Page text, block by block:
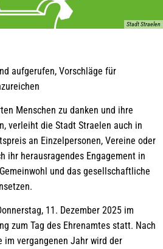
Stadt Straelen
aufgerufen, Vorschläge für
Menschen zu danken und ihre
verleiht die Stadt Straelen auch in
an Einzelpersonen, Vereine oder
ihr herausragendes Engagement in
und das gesellschaftliche
11. Dezember 2025 im
zum Tag des Ehrenamtes statt. Nach
im vergangenen Jahr wird der